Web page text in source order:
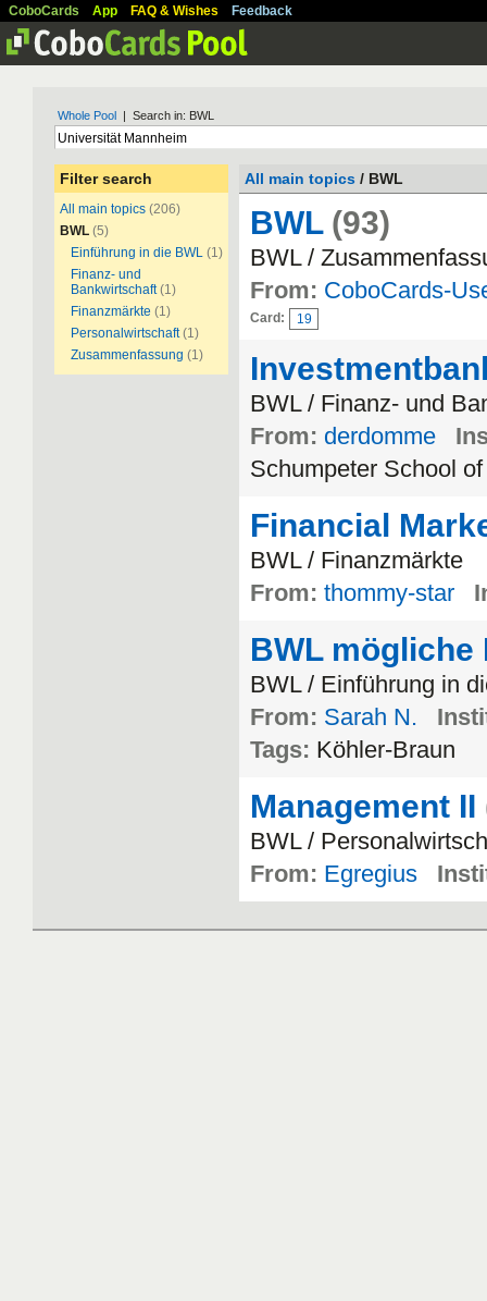
CoboCards App FAQ & Wishes Feedback
Whole Pool | Search in: BWL
Filter search
All main topics (206)
BWL (5)
Einführung in die BWL (1)
Finanz- und
Bankwirtschaft (1)
Finanzmärkte (1)
Personalwirtschaft (1)
Zusammenfassung (1)
All main topics / BWL
BWL (93)
BWL /
From: CoboCards-
Card: 19
BWL / Finanz- und
From: derdomme
Schumpeter School
Financial
BWL / Finanzmärkte
From: thommy-star
BWL
BWL / Einführung in
From: Sarah N.
Tags: Köhler-Braun
Management II
BWL /
From: Egregius